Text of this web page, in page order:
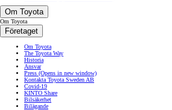
Om Toyota
Om Toyota
Företaget
Om Toyota
The Toyota Way
Historia
Ansvar
Press (Opens in new window)
Kontakta Toyota Sweden AB
Covid-19
KINTO Share
Bilsäkerhet
Bilägande